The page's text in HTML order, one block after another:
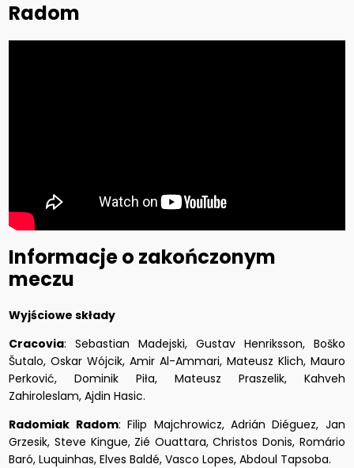
Radom
Informacje o zakończonym
meczu
Wyjściowe składy
Cracovia: Sebastian Madejski, Gustav Henriksson, Boško
Šutalo, Oskar Wójcik, Amir Al-Ammari, Mateusz Klich, Mauro
Perković, Dominik Piła, Mateusz Praszelik, Kahveh
Zahiroleslam, Ajdin Hasic.
Radomiak Radom: Filip Majchrowicz, Adrián Diéguez, Jan
Grzesik, Steve Kingue, Zié Ouattara, Christos Donis, Romário
Baró, Luquinhas, Elves Baldé, Vasco Lopes, Abdoul Tapsoba.